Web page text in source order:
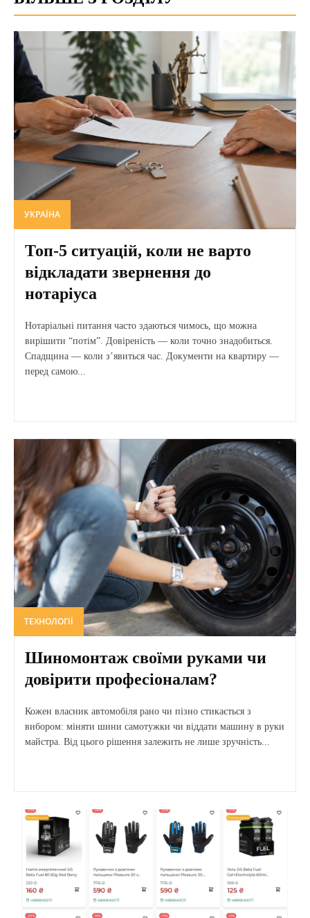
УКРАЇНА
Топ-5 ситуацій, коли не варто
відкладати звернення до
нотаріуса
Нотаріальні питання часто здаються чимось, що можна
вирішити “потім”. Довіреність — коли точно знадобиться.
Спадщина — коли з’явиться час. Документи на квартиру —
перед самою...
ТЕХНОЛОГІЇ
Шиномонтаж своїми руками чи
довірити професіоналам?
Кожен власник автомобіля рано чи пізно стикається з
вибором: міняти шини самотужки чи віддати машину в руки
майстра. Від цього рішення залежить не лише зручність...